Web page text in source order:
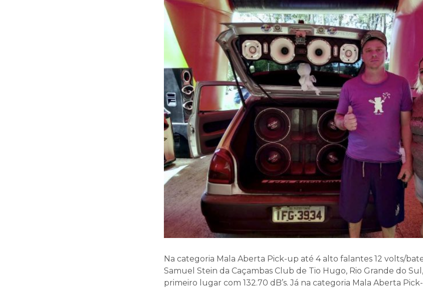
Na categoria Mala Aberta Pick-up até 4 alto falantes 12 volts/
Samuel Stein da Caçambas Club de Tio Hugo, Rio Grande do
primeiro lugar com 132.70 dB’s. Já na categoria Mala Aberta